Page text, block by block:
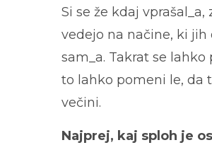
Si se že kdaj
vedejo na načine, ki
sam_a. Takrat se
to lahko pomeni le, da
večini.
Najprej, kaj sploh je